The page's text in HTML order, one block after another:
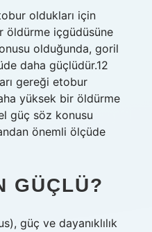
oldukları için
öldürme içgüdüsüne
olduğunda, goril
daha güçlüdür.12
gereği etobur
yüksek bir öldürme
güç söz konusu
önemli ölçüde
GÜÇLÜ?
güç ve dayanıklılık